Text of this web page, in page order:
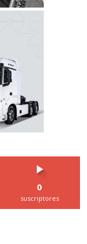
0
suscriptores